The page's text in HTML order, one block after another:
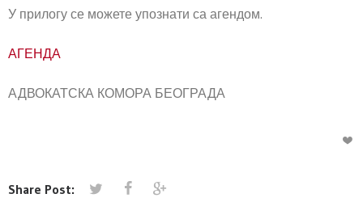
У прилогу се можете упознати са агендом.
АГЕНДА
АДВОКАТСКА КОМОРА БЕОГРАДА
Share Post: